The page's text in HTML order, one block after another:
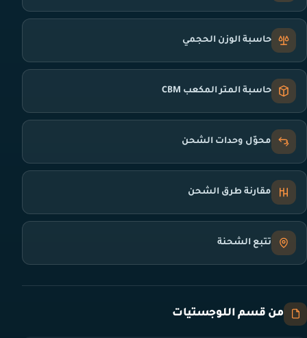
حاسبة الوزن الحجمي
حاسبة المتر المكعب CBM
محوّل وحدات الشحن
مقارنة طرق الشحن
تتبع الشحنة
من قسم اللوجستيات